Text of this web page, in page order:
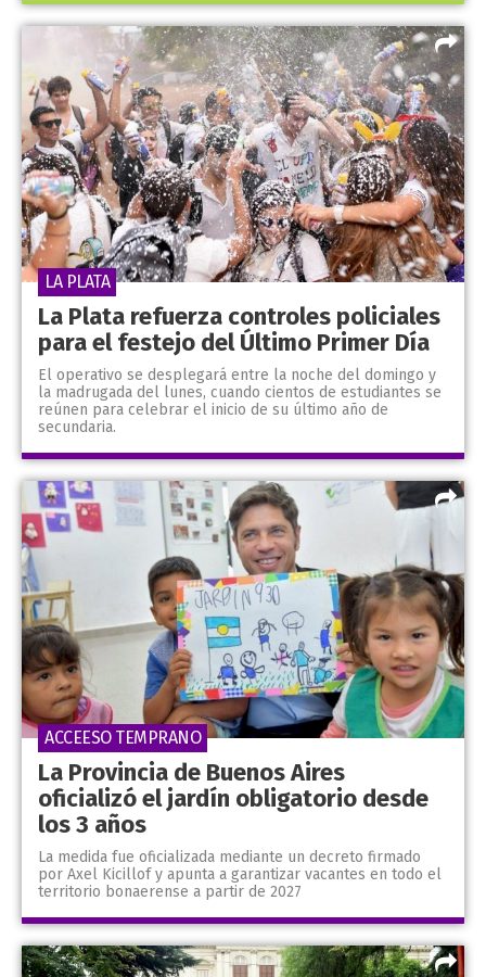
La Plata refuerza controles policiales
para el festejo del Último Primer Día
El operativo se desplegará entre la noche del domingo y
la madrugada del lunes, cuando cientos de estudiantes se
reúnen para celebrar el inicio de su último año de
secundaria.
LA PLATA
La Provincia de Buenos Aires
oficializó el jardín obligatorio desde
los 3 años
La medida fue oficializada mediante un decreto firmado
por Axel Kicillof y apunta a garantizar vacantes en todo el
territorio bonaerense a partir de 2027
ACCEESO TEMPRANO